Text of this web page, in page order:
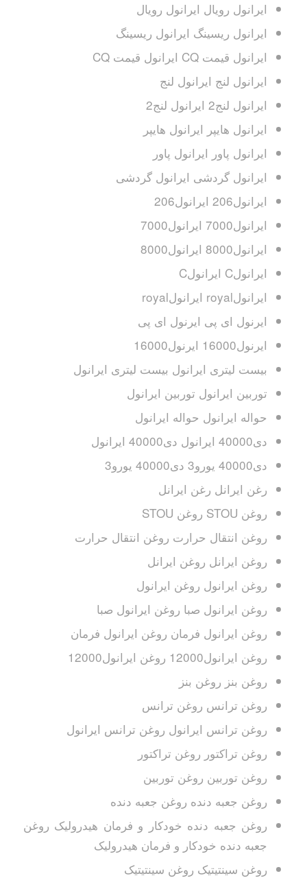
ایرانول رویال ایرانول رویال
ایرانول ریسینگ ایرانول ریسینگ
ایرانول قیمت CQ ایرانول قیمت CQ
ایرانول لنج ایرانول لنج
ایرانول لنج2 ایرانول لنج2
ایرانول هایپر ایرانول هایپر
ایرانول پاور ایرانول پاور
ایرانول گردشی ایرانول گردشی
ایرانول206 ایرانول206
ایرانول7000 ایرانول7000
ایرانول8000 ایرانول8000
ایرانولC ایرانولC
ایرانولroyal ایرانولroyal
ایرنول ای پی ایرنول ای پی
ایرنول16000 ایرنول16000
بیست لیتری ایرانول بیست لیتری ایرانول
توربین ایرانول توربین ایرانول
حواله ایرانول حواله ایرانول
دی40000 ایرانول دی40000 ایرانول
دی40000 یورو3 دی40000 یورو3
رغن ایرانل رغن ایرانل
روغن STOU روغن STOU
روغن انتقال حرارت روغن انتقال حرارت
روغن ایرانل روغن ایرانل
روغن ایرانول روغن ایرانول
روغن ایرانول صبا روغن ایرانول صبا
روغن ایرانول فرمان روغن ایرانول فرمان
روغن ایرانول12000 روغن ایرانول12000
روغن بنز روغن بنز
روغن ترانس روغن ترانس
روغن ترانس ایرانول روغن ترانس ایرانول
روغن تراکتور روغن تراکتور
روغن توربین روغن توربین
روغن جعبه دنده روغن جعبه دنده
روغن جعبه دنده خودکار و فرمان هیدرولیک روغن
جعبه دنده خودکار و فرمان هیدرولیک
روغن سینتیتیک روغن سینتیتیک